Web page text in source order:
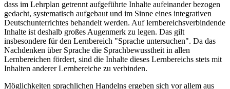
dass im Lehrplan getrennt aufgeführte Inhalte aufeinander bezogen
gedacht, systematisch aufgebaut und im Sinne eines integrativen
Deutschunterrichtes behandelt werden. Auf lernbereichsverbindende
Inhalte ist deshalb großes Augenmerk zu legen. Das gilt
insbesondere für den Lernbereich "Sprache untersuchen". Da das
Nachdenken über Sprache die Sprachbewusstheit in allen
Lernbereichen fördert, sind die Inhalte dieses Lernbereichs stets mit
Inhalten anderer Lernbereiche zu verbinden.
Möglichkeiten sprachlichen Handelns ergeben sich vor allem aus